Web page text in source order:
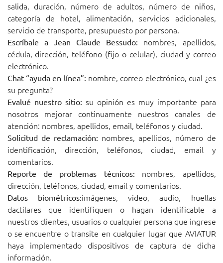
salida, duración, número de adultos, número de niños,
categoría de hotel, alimentación, servicios adicionales,
servicio de transporte, presupuesto por persona.
Escríbale a Jean Claude Bessudo: nombres, apellidos,
cédula, dirección, teléfono (fijo o celular), ciudad y correo
electrónico.
Chat “ayuda en línea”: nombre, correo electrónico, cual ¿es
su pregunta?
Evalué nuestro sitio: su opinión es muy importante para
nosotros mejorar continuamente nuestros canales de
atención: nombres, apellidos, email, teléfonos y ciudad.
Solicitud de reclamación: nombres, apellidos, número de
identificación, dirección, teléfonos, ciudad, email y
comentarios.
Reporte de problemas técnicos: nombres, apellidos,
dirección, teléfonos, ciudad, email y comentarios.
Datos biométricos:imágenes, video, audio, huellas
dactilares que identifiquen o hagan identificable a
nuestros clientes, usuarios o cualquier persona que ingrese
o se encuentre o transite en cualquier lugar que AVIATUR
haya implementado dispositivos de captura de dicha
información.